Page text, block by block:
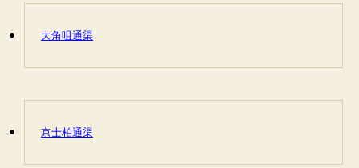
大角咀通渠
京士柏通渠